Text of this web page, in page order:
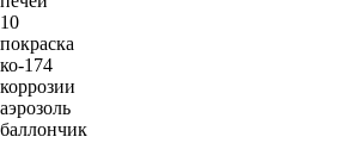
10
покраска
ко-174
коррозии
аэрозоль
баллончик